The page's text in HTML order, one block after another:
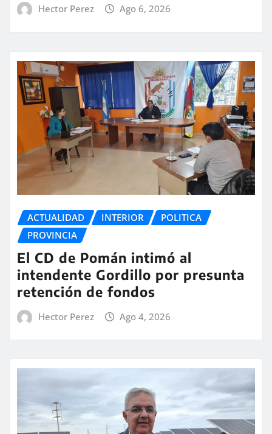
Hector Perez Ago 6, 2026
ACTUALIDAD INTERIOR
POLITICA
PROVINCIA
El CD de Pomán intimó al
intendente Gordillo por presunta
retención de fondos
Hector Perez Ago 4, 2026